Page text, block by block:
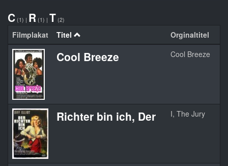
C (1) | R (1) | T (2)
Filmplakat Titel Orginaltitel
Cool Breeze Cool Breeze
Richter bin ich, Der I, The Jury